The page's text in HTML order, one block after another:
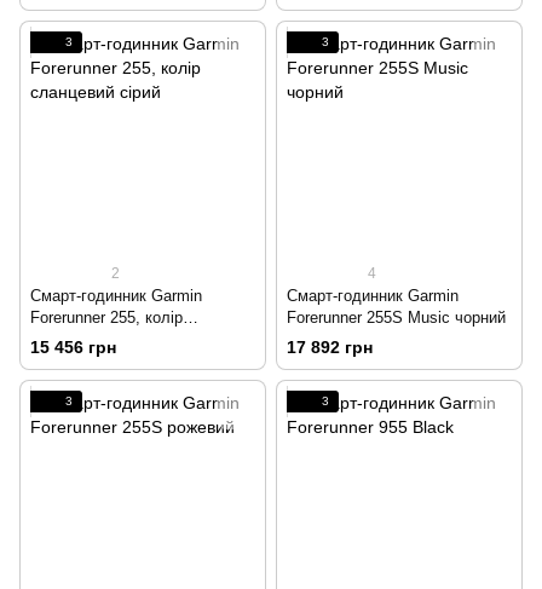
3
2
Смарт-годинник Garmin
Forerunner 255, колір
сланцевий сірий
15 456 грн
3
4
Смарт-годинник Garmin
Forerunner 255S Music чорний
17 892 грн
3 3